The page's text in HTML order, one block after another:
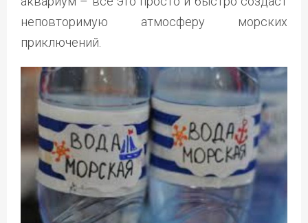
неповторимую атмосферу морских
приключений.